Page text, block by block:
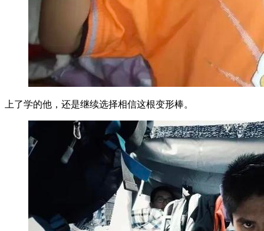
上了学的他，还是继续选择相信这根变形棒。